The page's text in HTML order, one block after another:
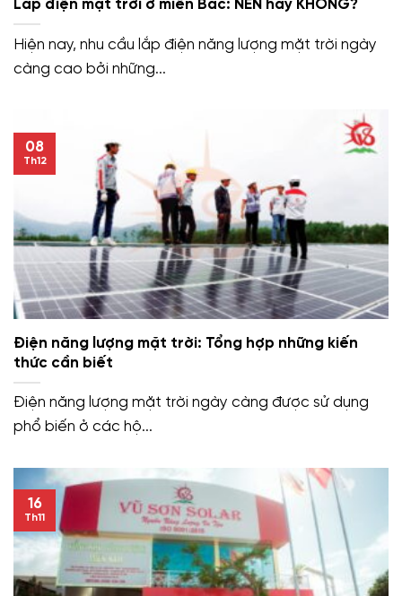
Lắp điện mặt trời ở miền Bắc: NÊN hay KHÔNG?
Hiện nay, nhu cầu lắp điện năng lượng mặt trời ngày
càng cao bởi những...
Điện năng lượng mặt trời: Tổng hợp những kiến
thức cần biết
Điện năng lượng mặt trời ngày càng được sử dụng
phổ biến ở các hộ...
08
Th12
16
Th11